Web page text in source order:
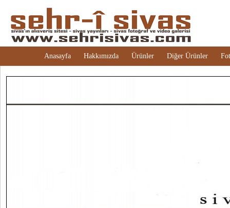
Anasayfa Hakkımızda Ürünler Diğer Ürünler